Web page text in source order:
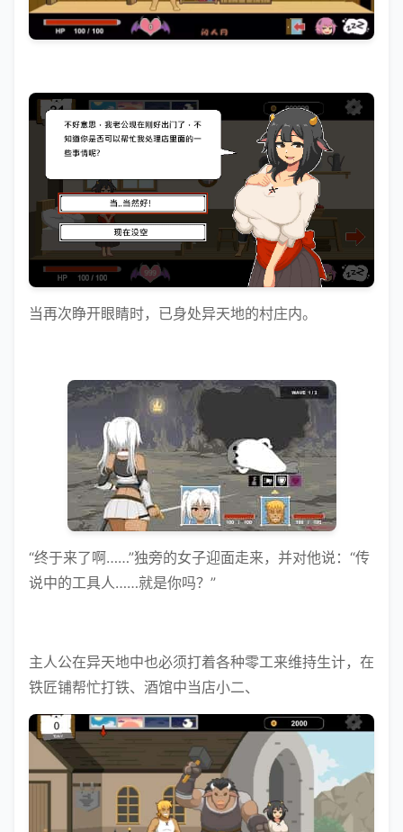
当再次睁开眼睛时，已身处异天地的村庄内。
“终于来了啊……”独旁的女子迎面走来，并对他说：“传
说中的工具人……就是你吗？”
主人公在异天地中也必须打着各种零工来维持生计，在
铁匠铺帮忙打铁、酒馆中当店小二、